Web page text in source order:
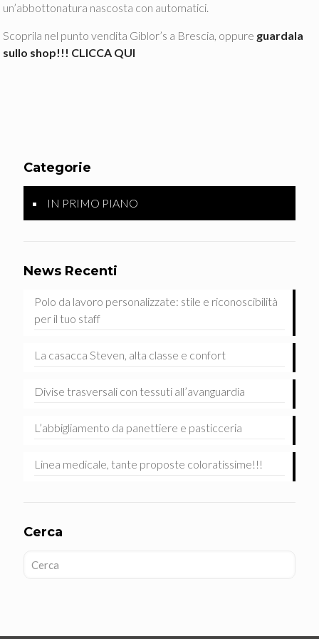
un’abbottonatura nascosta con automatici.
Scoprila nel punto vendita Giblor’s a Brescia, oppure guardala
sullo shop!!! CLICCA QUI
Categorie
IN PRIMO PIANO
News Recenti
Polo da lavoro personalizzate: stile e riconoscibilità
per il tuo staff
La casacca Steven, alta classe e confort
Divise trasversali con tessuti all’avanguardia
L’abbigliamento da panettiere e pasticceria
Linea medicale, tante proposte coloratissime!!!
Cerca